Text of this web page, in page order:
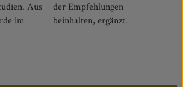
Aus
im
beinhalten, ergänzt.